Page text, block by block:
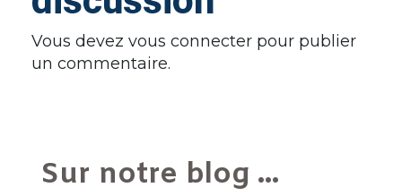
Vous devez vous connecter pour publier
un commentaire.
Sur notre blog ...